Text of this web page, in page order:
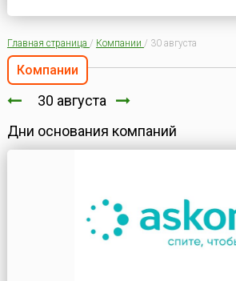
Главная страница / Компании / 30 августа
Компании
30 августа
Дни основания компаний